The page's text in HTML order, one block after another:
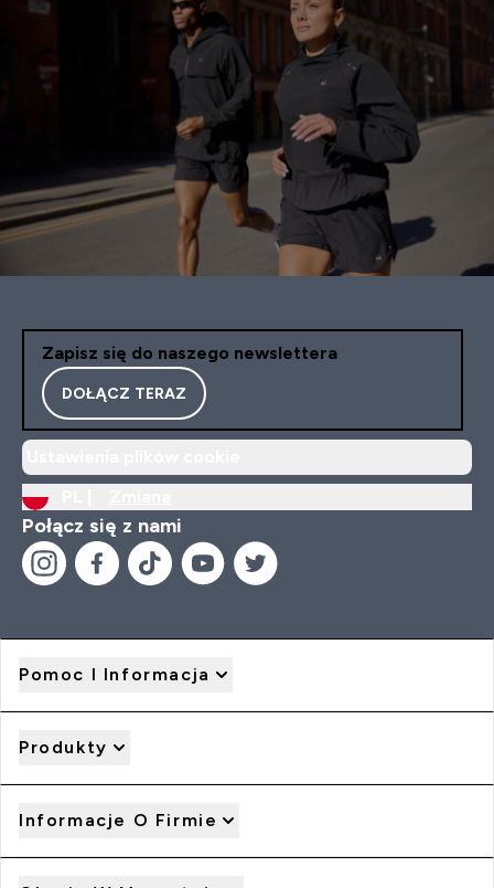
Zapisz się do naszego newslettera
DOŁĄCZ TERAZ
Połącz się z nami
Pomoc I Informacja
Produkty
Informacje O Firmie